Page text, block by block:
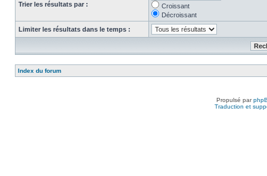
Trier les résultats par :
Croissant
Décroissant
Limiter les résultats dans le temps :
Index du forum
Propulsé par
Traduction et